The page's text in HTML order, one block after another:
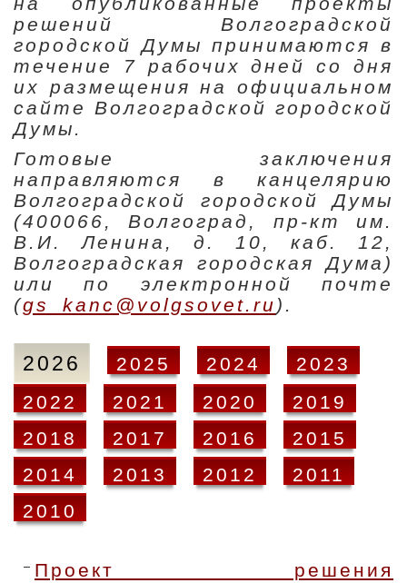
решений Волгоградской
городской Думы принимаются в
течение 7 рабочих дней со дня
их размещения на официальном
сайте Волгоградской городской
Думы.
Готовые заключения
направляются в канцелярию
Волгоградской городской Думы
(400066, Волгоград, пр-кт им.
В.И. Ленина, д. 10, каб. 12,
Волгоградская городская Дума)
или по электронной почте
(gs_kanc@volgsovet.ru).
2026 2025 2024
2023
2022
2021 2020
2019
2018
2017 2016
2015
2014
2013 2012
2011
2010
Проект решения